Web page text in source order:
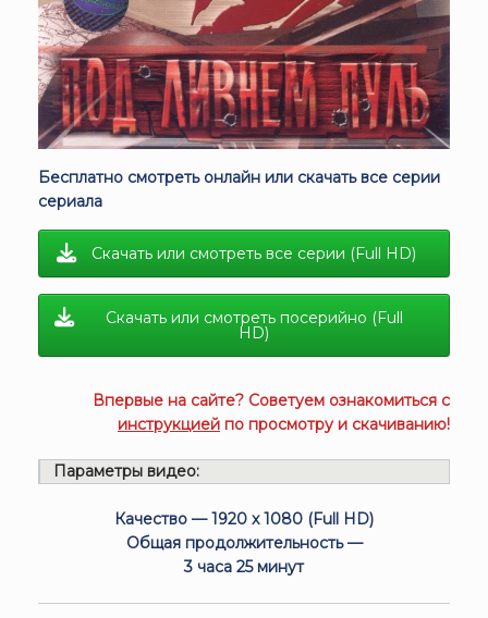
Бесплатно смотреть онлайн или скачать все серии
сериала
Скачать или смотреть все серии (Full HD)
Скачать или смотреть посерийно (Full
HD)
Впервые на сайте? Советуем ознакомиться с
инструкцией по просмотру и скачиванию!
Параметры видео:
Качество — 1920 x 1080 (Full HD)
Общая продолжительность —
3 часа 25 минут